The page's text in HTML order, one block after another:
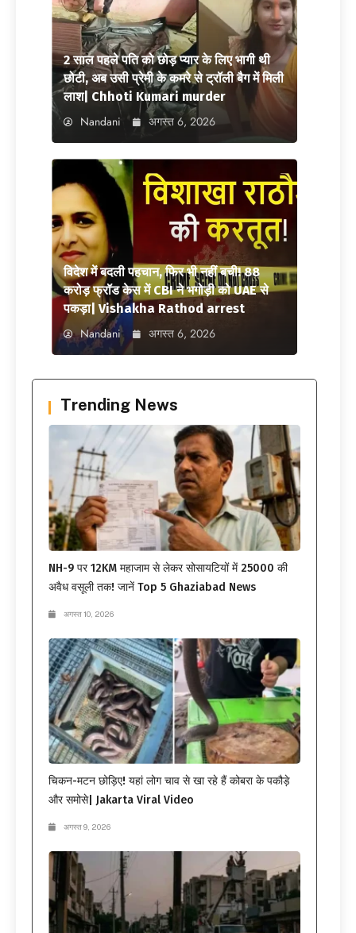
2 साल पहले पति को छोड़ प्यार के लिए भागी थी
छोटी, अब उसी प्रेमी के कमरे से ट्रॉली बैग में मिली
लाश| Chhoti Kumari murder
Nandani अगस्त 6, 2026
विदेश में बदली पहचान, फिर भी नहीं बची! 88
करोड़ फ्रॉड केस में CBI ने भगोड़ी को UAE से
पकड़ा| Vishakha Rathod arrest
Nandani अगस्त 6, 2026
Trending News
NH-9 पर 12KM महाजाम से लेकर सोसायटियों में 25000 की
अवैध वसूली तक! जानें Top 5 Ghaziabad News
अगस्त 10, 2026
चिकन-मटन छोड़िए! यहां लोग चाव से खा रहे हैं कोबरा के पकौड़े
और समोसे| Jakarta Viral Video
अगस्त 9, 2026